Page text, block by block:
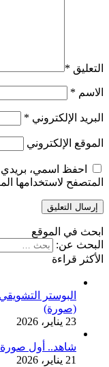
التعليق *
الاسم *
البريد الإلكتروني *
الموقع الإلكتروني
احفظ اسمي، بريدي
المتصفح لاستخدامها
ابحث في الموقع
البحث عن:
الأكثر قراءة
البوستر
(صورة)
23 يناير، 2026
شاهد.. أول
21 يناير، 2026